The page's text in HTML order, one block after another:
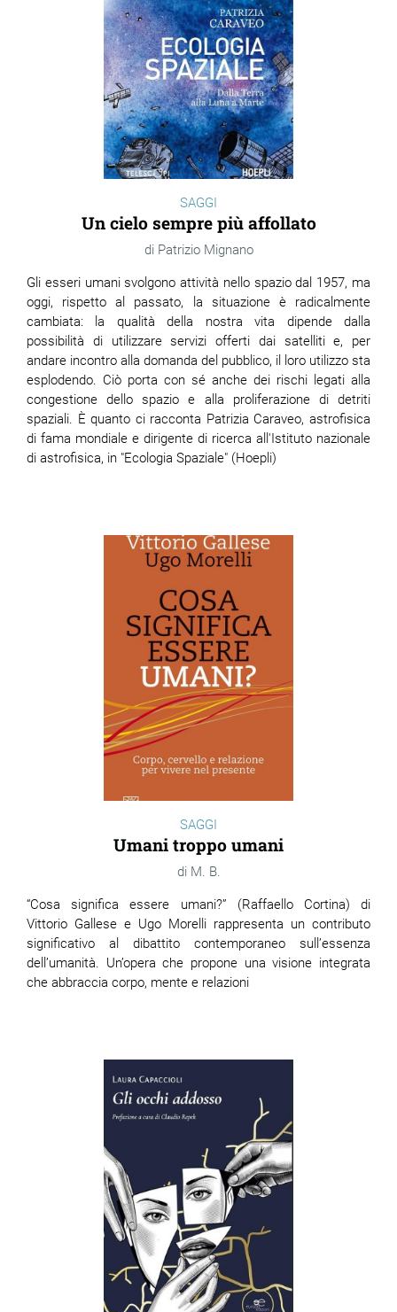
SAGGI
Un cielo sempre più affollato
Patrizio Mignano
Gli esseri umani svolgono attività nello spazio dal 1957, ma
oggi, rispetto al passato, la situazione è radicalmente
cambiata: la qualità della nostra vita dipende dalla
possibilità di utilizzare servizi offerti dai satelliti e, per
andare incontro alla domanda del pubblico, il loro utilizzo sta
esplodendo. Ciò porta con sé anche dei rischi legati alla
congestione dello spazio e alla proliferazione di detriti
spaziali. È quanto ci racconta Patrizia Caraveo, astrofisica
di fama mondiale e dirigente di ricerca all'Istituto nazionale
di astrofisica, in "Ecologia Spaziale" (Hoepli)
SAGGI
Umani troppo umani
M. B.
“Cosa significa essere umani?” (Raffaello Cortina) di
Vittorio Gallese e Ugo Morelli rappresenta un contributo
significativo al dibattito contemporaneo sull’essenza
dell’umanità. Un’opera che propone una visione integrata
che abbraccia corpo, mente e relazioni